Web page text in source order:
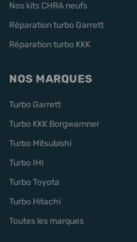
Nos kits CHRA neufs
Réparation turbo Garrett
Réparation turbo KKK
NOS MARQUES
Turbo Garrett
Turbo KKK Borgwarnner
Turbo Mitsubishi
Turbo IHI
Turbo Toyota
Turbo Hitachi
Toutes les marques